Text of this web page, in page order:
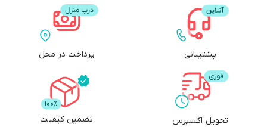
پشتیبانی پرداخت در محل
تحویل اکسپرس تضمین کیفیت